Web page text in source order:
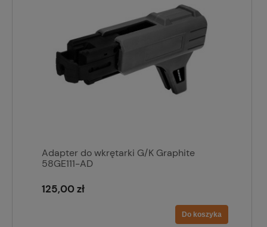
Adapter do wkrętarki G/K Graphite
58GE111-AD
125,00 zł
Do koszyka